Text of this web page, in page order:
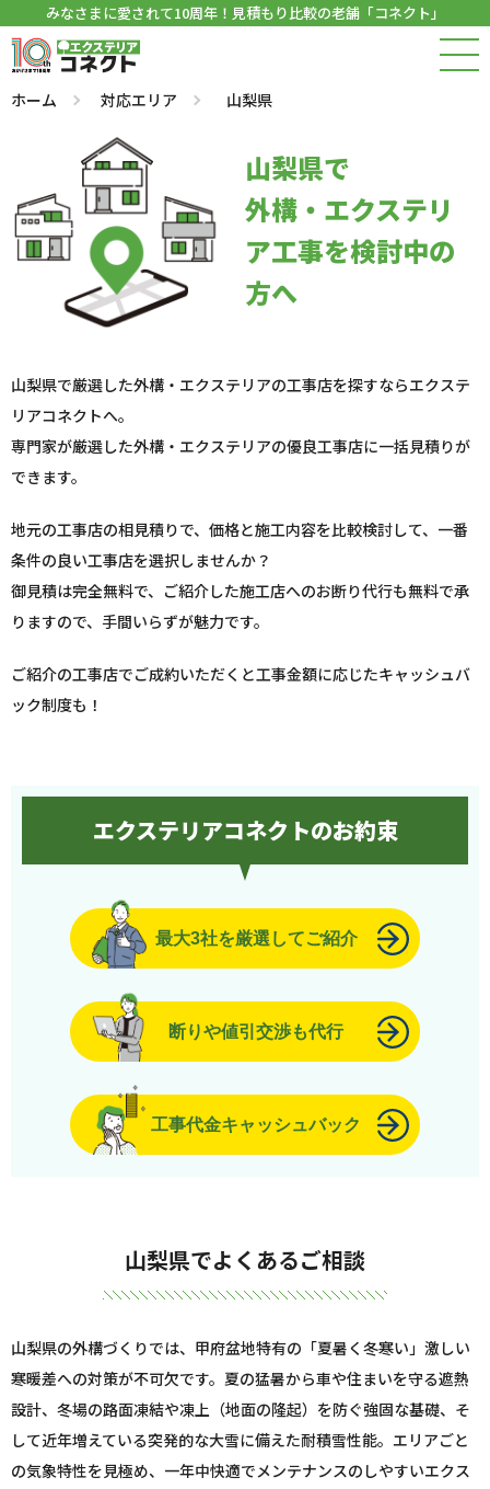
みなさまに愛されて10周年！見積もり比較の老舗「コネクト」
ホーム 対応エリア 山梨県
山梨県で
外構・エクステリ
ア工事を検討中の
方へ
山梨県で厳選した外構・エクステリアの工事店を探すならエクステ
リアコネクトへ。
専門家が厳選した外構・エクステリアの優良工事店に一括見積りが
できます。
地元の工事店の相見積りで、価格と施工内容を比較検討して、一番
条件の良い工事店を選択しませんか？
御見積は完全無料で、ご紹介した施工店へのお断り代行も無料で承
りますので、手間いらずが魅力です。
ご紹介の工事店でご成約いただくと工事金額に応じたキャッシュバ
ック制度も！
エクステリアコネクトのお約束
最大3社を厳選してご紹介
断りや値引交渉も代行
工事代金キャッシュバック
山梨県でよくあるご相談
山梨県の外構づくりでは、甲府盆地特有の「夏暑く冬寒い」激しい
寒暖差への対策が不可欠です。夏の猛暑から車や住まいを守る遮熱
設計、冬場の路面凍結や凍上（地面の隆起）を防ぐ強固な基礎、そ
して近年増えている突発的な大雪に備えた耐積雪性能。エリアごと
の気象特性を見極め、一年中快適でメンテナンスのしやすいエクス